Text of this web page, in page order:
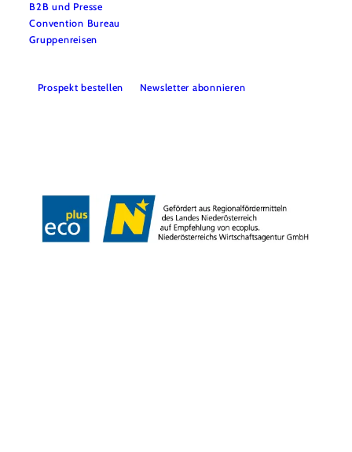
B2B und Presse
Convention Bureau
Gruppenreisen
Prospekt bestellen Newsletter abonnieren